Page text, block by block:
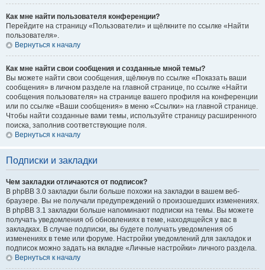
Как мне найти пользователя конференции?
Перейдите на страницу «Пользователи» и щёлкните по ссылке «Найти
пользователя».
Вернуться к началу
Как мне найти свои сообщения и созданные мной темы?
Вы можете найти свои сообщения, щёлкнув по ссылке «Показать ваши
сообщения» в личном разделе на главной странице, по ссылке «Найти
сообщения пользователя» на странице вашего профиля на конференции
или по ссылке «Ваши сообщения» в меню «Ссылки» на главной странице.
Чтобы найти созданные вами темы, используйте страницу расширенного
поиска, заполнив соответствующие поля.
Вернуться к началу
Подписки и закладки
Чем закладки отличаются от подписок?
В phpBB 3.0 закладки были больше похожи на закладки в вашем веб-
браузере. Вы не получали предупреждений о произошедших изменениях.
В phpBB 3.1 закладки больше напоминают подписки на темы. Вы можете
получать уведомления об обновлениях в теме, находящейся у вас в
закладках. В случае подписки, вы будете получать уведомления об
изменениях в теме или форуме. Настройки уведомлений для закладок и
подписок можно задать на вкладке «Личные настройки» личного раздела.
Вернуться к началу